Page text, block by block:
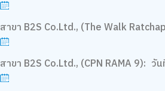
สาขา B2S Co.Ltd., (The Walk
สาขา B2S Co.Ltd., (CPN RAMA 9): วั